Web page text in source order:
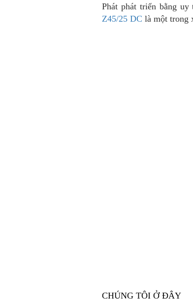
Phát phát triển bằng
Z45/25 DC là một trong
CHÚNG TÔI Ở ĐÂY